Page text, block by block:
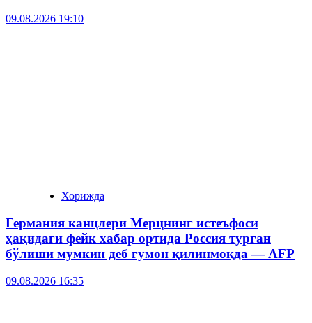
09.08.2026 19:10
Хорижда
Германия канцлери Мерцнинг истеъфоси
ҳақидаги фейк хабар ортида Россия турган
бўлиши мумкин деб гумон қилинмоқда — AFP
09.08.2026 16:35